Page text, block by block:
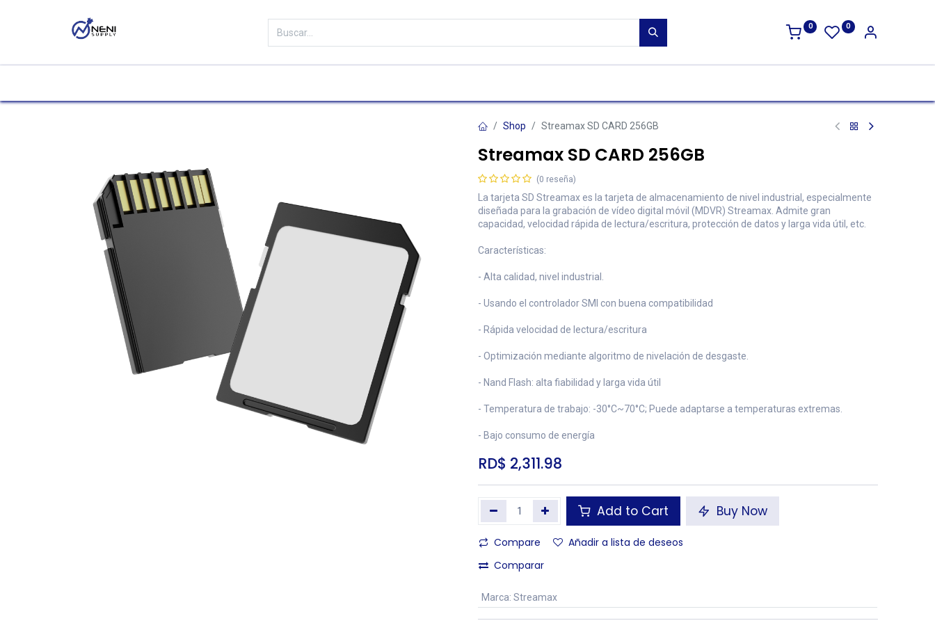
0 0
Shop Streamax SD CARD 256GB
Streamax SD CARD 256GB
(0 reseña)
La tarjeta SD Streamax es la tarjeta de almacenamiento de nivel industrial, especialmente
diseñada para la grabación de vídeo digital móvil (MDVR) Streamax. Admite gran
capacidad, velocidad rápida de lectura/escritura, protección de datos y larga vida útil, etc.
Características:
- Alta calidad, nivel industrial.
- Usando el controlador SMI con buena compatibilidad
- Rápida velocidad de lectura/escritura
- Optimización mediante algoritmo de nivelación de desgaste.
- Nand Flash: alta fiabilidad y larga vida útil
- Temperatura de trabajo: -30°C~70°C; Puede adaptarse a temperaturas extremas.
- Bajo consumo de energía
RD$ 2,311.98
Add to Cart Buy Now
Compare
Añadir a lista de deseos
Comparar
Marca: Streamax